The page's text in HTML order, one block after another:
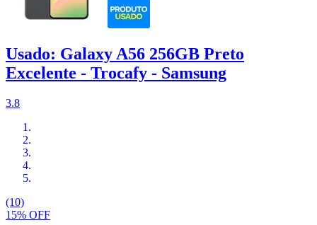
Usado: Galaxy A56 256GB Preto
Excelente - Trocafy - Samsung
3.8
(10)
15% OFF